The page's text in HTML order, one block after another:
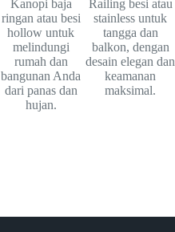
Kanopi baja
ringan atau besi
hollow untuk
melindungi
rumah dan
bangunan Anda
dari panas dan
hujan.
Railing besi atau
stainless untuk
tangga dan
balkon, dengan
desain elegan dan
keamanan
maksimal.